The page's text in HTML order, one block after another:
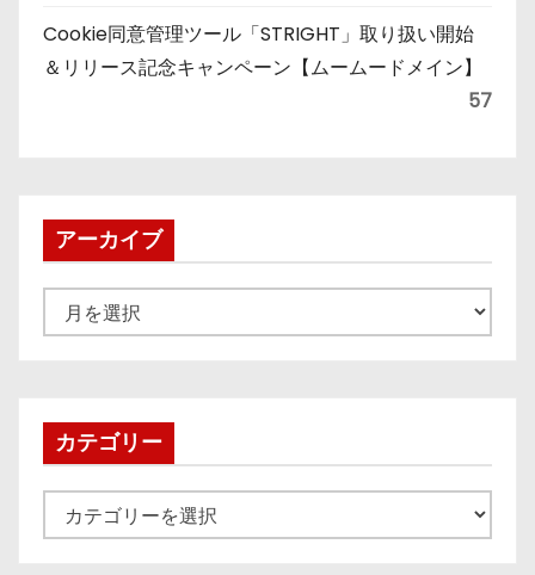
Cookie同意管理ツール「STRIGHT」取り扱い開始
＆リリース記念キャンペーン【ムームードメイン】
57
アーカイブ
ー
ブカテゴリー
テ